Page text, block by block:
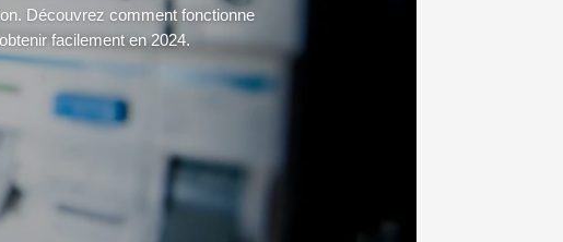
Découvrez comment fonctionne
facilement en 2024.